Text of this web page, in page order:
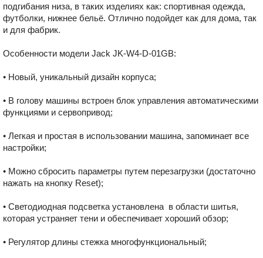
подгибания низа, в таких изделиях как: спортивная одежда,
футболки, нижнее бельё. Отлично подойдет как для дома, так
и для фабрик.
Особенности модели Jack JK-W4-D-01GB:
• Новый, уникальный дизайн корпуса;
• В голову машины встроен блок управления автоматическими
функциями и сервопривод;
• Легкая и простая в использовании машина, запоминает все
настройки;
• Можно сбросить параметры путем перезагрузки (достаточно
нажать на кнопку Reset);
• Светодиодная подсветка установлена в области шитья,
которая устраняет тени и обеспечивает хороший обзор;
• Регулятор длины стежка многофункциональный;